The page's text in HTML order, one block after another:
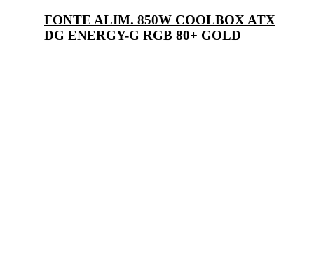
FONTE ALIM. 850W COOLBOX ATX
DG ENERGY-G RGB 80+ GOLD